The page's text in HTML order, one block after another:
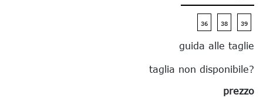
36 38 39
guida alle taglie
taglia non disponibile?
prezzo